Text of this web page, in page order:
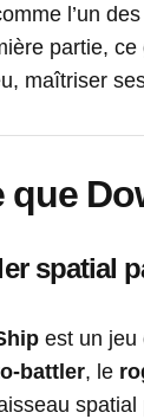
l’un des
partie,
maîtriser
que
spatial
est un jeu
battler, le